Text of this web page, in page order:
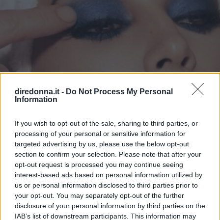
diredonna.it - Do Not Process My Personal
Information
If you wish to opt-out of the sale, sharing to third parties, or
processing of your personal or sensitive information for
targeted advertising by us, please use the below opt-out
section to confirm your selection. Please note that after your
opt-out request is processed you may continue seeing
interest-based ads based on personal information utilized by
us or personal information disclosed to third parties prior to
your opt-out. You may separately opt-out of the further
disclosure of your personal information by third parties on the
IAB’s list of downstream participants. This information may
All’inizio, infatti, si percepisce una leggerissima e
temporanea sensazione di pizzicore, accompagnata un
evidente incremento del volume delle labbra. I balsamo
labbra a pH reagente I balsami labbra con una reazione di
Questi cosmetici contengono un ingrediente che reagisce
al pH della pelle, cambiando colore nel momento in cui
viene a contatto con le labbra. Questa reazione è dovuta a
ingredienti e coloranti termo-reattivi contenuti nella
formula dei prodotti. Balsami labbra a pH reagente, quali
PH in commercio è il Space Glow color-changing
lipstick di Essence. La sua formula è ricca di ingredienti
idratanti ma non solo: è infatti in grado di reagire al pH
della pelle, regalando istantaneamente una leggera
colorazione rosata. Un altro prodotto da provare è
sicuramente il balsamo labbra targato Sephora, che grazie
alla sua formula reagente rivela il colore rosato più adatto
alle nostre labbra e ne ravviva il tono. Riesce ad idratare le
labbra fino a 8 ore dalla sua prima applicazione.
BELLEZZA
Washed Denim Make up, il
revival dell'ombretto blu è il
nuovo trend